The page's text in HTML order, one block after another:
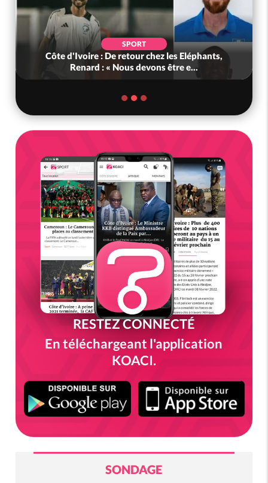
SPORT
Côte d'Ivoire : De retour chez les Eléphants,
Renard : « Nous devons être e...
RESTEZ CONNECTÉ
En téléchargeant l'application
KOACI.
SONDAGE